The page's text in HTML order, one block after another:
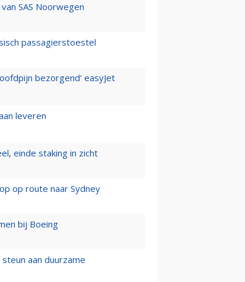
SAS Noorwegen
passagierstoestel
bezorgend’ easyJet
leveren
einde staking in zicht
op route naar Sydney
bij Boeing
aan duurzame